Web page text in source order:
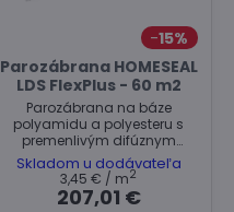
15%
Parozábrana HOMESEAL
LDS FlexPlus - 60 m2
Parozábrana na báze
polyamidu a polyesteru s
premenlivým difúznym
odporom.
Skladom u dodávateľa
207,01 €
3,45 € / m2